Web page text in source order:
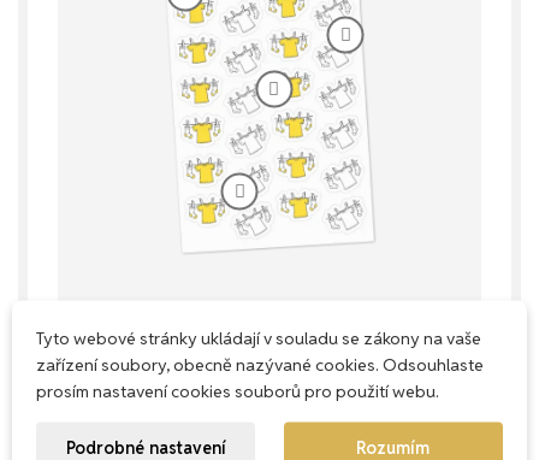
Každý milimetr má smysl
Naše aršíky navrhujeme s důrazem na
Tyto webové stránky ukládají v souladu se zákony na vaše
zařízení soubory, obecně nazývané cookies. Odsouhlaste
prosím nastavení cookies souborů pro použití webu.
Podrobné nastavení Rozumím